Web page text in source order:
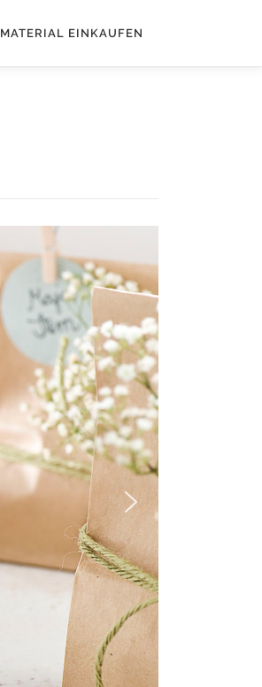
MATERIAL EINKAUFEN